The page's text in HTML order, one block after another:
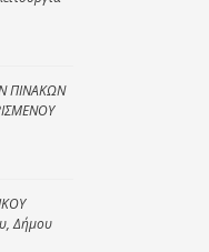
ΠΙΝΑΚΩΝ
Δήμου